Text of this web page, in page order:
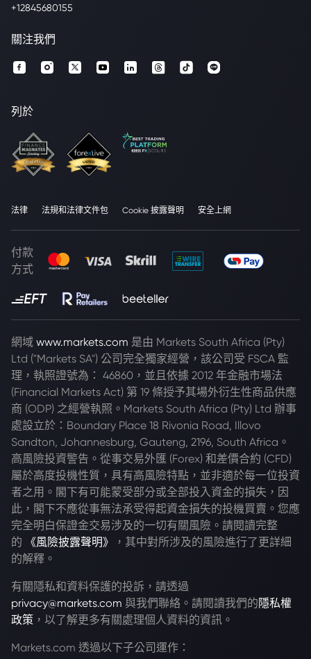
+12845680155
關注我們
列於
法律 法規和法律文件包 Cookie 披露聲明 安全上網
付款
方式
網域 www.markets.com 是由 Markets South Africa (Pty)
Ltd ("Markets SA") 公司完全獨家經營，該公司受 FSCA 監
理，執照證號為： 46860，並且依據 2012 年金融市場法
(Financial Markets Act) 第 19 條授予其場外衍生性商品供應
商 (ODP) 之經營執照。Markets South Africa (Pty) Ltd 辦事
處設立於：Boundary Place 18 Rivonia Road, Illovo
Sandton, Johannesburg, Gauteng, 2196, South Africa。
高風險投資警告。從事交易外匯 (Forex) 和差價合約 (CFD)
屬於高度投機性質，具有高風險特點，並非適於每一位投資
者之用。閣下有可能蒙受部分或全部投入資金的損失，因
此，閣下不應從事無法承受得起資金損失的投機買賣。您應
完全明白保證金交易涉及的一切有關風險。請閱讀完整
的
《風險披露聲明》
，其中對所涉及的風險進行了更詳細
的解釋。
有關隱私和資料保護的投訴，請透過
privacy@markets.com 與我們聯絡。請閱讀我們的 隱私權
政策 ，以了解更多有關處理個人資料的資訊。
Markets.com 透過以下子公司運作：